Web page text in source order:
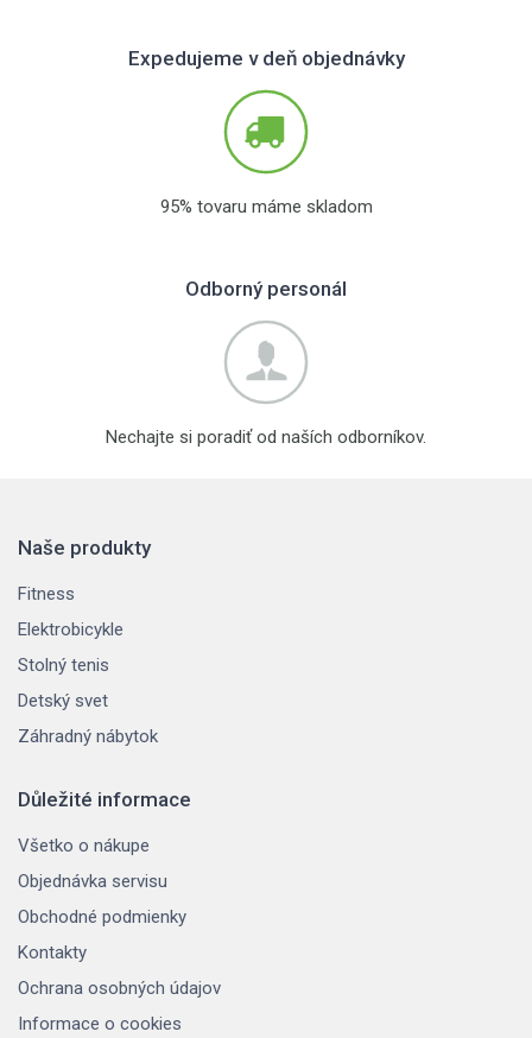
Expedujeme v deň objednávky
95% tovaru máme skladom
Odborný personál
Nechajte si poradiť od naších odborníkov.
Naše produkty
Fitness
Elektrobicykle
Stolný tenis
Detský svet
Záhradný nábytok
Důležité informace
Všetko o nákupe
Objednávka servisu
Obchodné podmienky
Kontakty
Ochrana osobných údajov
Informace o cookies